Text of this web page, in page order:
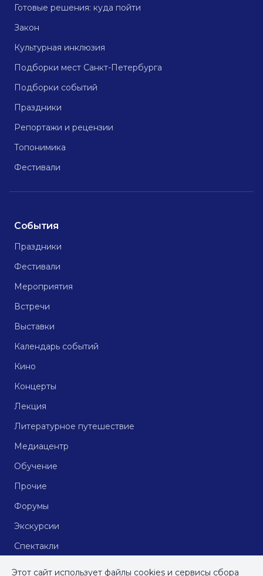
Готовые решения: куда пойти
Закон
Культурная инклюзия
Подборки мест Санкт-Петербурга
Подборки событий
Праздники
Репортажи и рецензии
Топонимика
Фестивали
События
Праздники
Фестивали
Мероприятия
Встречи
Выставки
Календарь событий
Кино
Концерты
Лекция
Литературное путешествие
Медиацентр
Обучение
Прочие
Форумы
Экскурсии
Спектакли
Этот сайт использует файлы cookies и сервисы сбора